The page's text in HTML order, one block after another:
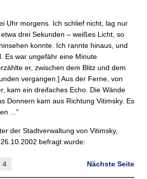
Uhr morgens. Ich schlief nicht, lag nur
drei Sekunden – weißes Licht, so
konnte. Ich rannte hinaus, und
Es war ungefähr eine Minute
er, zwischen dem Blitz und dem
vergangen.] Aus der Ferne, von
kam ein dreifaches Echo. Die Wände
Donnern kam aus Richtung Vitimsky. Es
...“
der Stadtverwaltung von Vitimsky,
befragt wurde:
Nächste Seite
4